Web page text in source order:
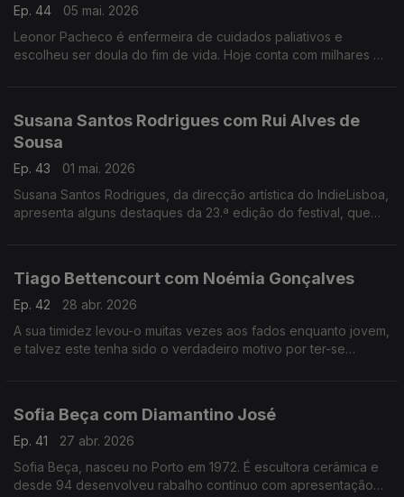
Ep. 44
05 mai. 2026
Leonor Pacheco é enfermeira de cuidados paliativos e
escolheu ser doula do fim de vida. Hoje conta com milhares de
Susana Santos Rodrigues com Rui Alves de
Sousa
Ep. 43
01 mai. 2026
Susana Santos Rodrigues, da direcção artística do IndieLisboa,
apresenta alguns destaques da 23.ª edição do festival, que
Tiago Bettencourt com Noémia Gonçalves
Ep. 42
28 abr. 2026
A sua timidez levou-o muitas vezes aos fados enquanto jovem,
e talvez este tenha sido o verdadeiro motivo por ter-se
Sofia Beça com Diamantino José
Ep. 41
27 abr. 2026
Sofia Beça, nasceu no Porto em 1972. É escultora cerâmica e
desde 94 desenvolveu rabalho contínuo com apresentação